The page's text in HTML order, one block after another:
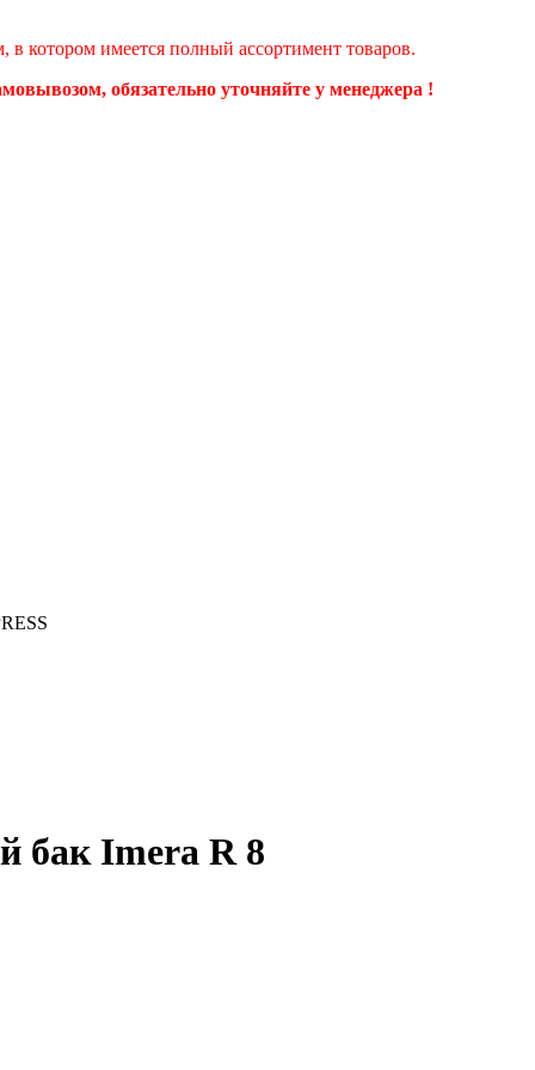
котором имеется полный ассортимент товаров.
обязательно уточняйте у менеджера !
бак Imera R 8